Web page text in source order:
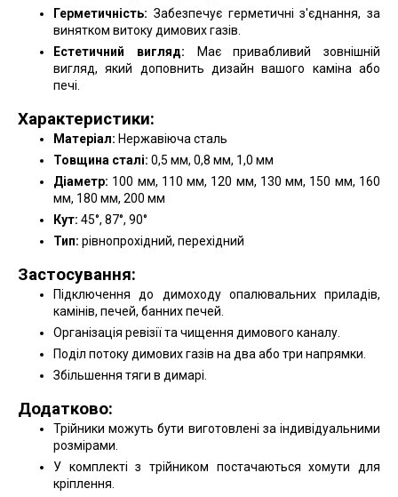
Герметичність: Забезпечує герметичні з'єднання, за
винятком витоку димових газів.
Естетичний вигляд: Має привабливий зовнішній
вигляд, який доповнить дизайн вашого каміна або
печі.
Характеристики:
Матеріал: Нержавіюча сталь
Товщина сталі: 0,5 мм, 0,8 мм, 1,0 мм
Діаметр: 100 мм, 110 мм, 120 мм, 130 мм, 150 мм, 160
мм, 180 мм, 200 мм
Кут: 45°, 87°, 90°
Тип: рівнопрохідний, перехідний
Застосування:
Підключення до димоходу опалювальних приладів,
камінів, печей, банних печей.
Організація ревізії та чищення димового каналу.
Поділ потоку димових газів на два або три напрямки.
Збільшення тяги в димарі.
Додатково:
Трійники можуть бути виготовлені за індивідуальними
розмірами.
У комплекті з трійником постачаються хомути для
кріплення.